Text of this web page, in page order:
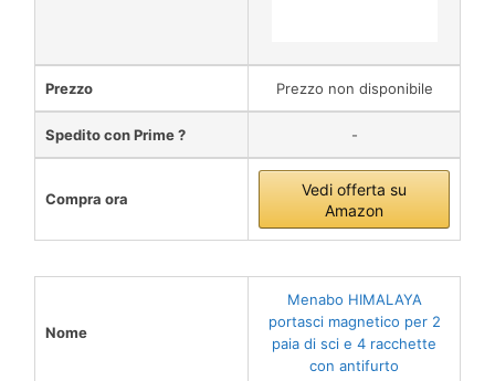
Prezzo Prezzo non disponibile
Spedito con Prime ? -
Compra ora
Vedi offerta su
Amazon
Nome
Menabo HIMALAYA
portasci magnetico per 2
paia di sci e 4 racchette
con antifurto